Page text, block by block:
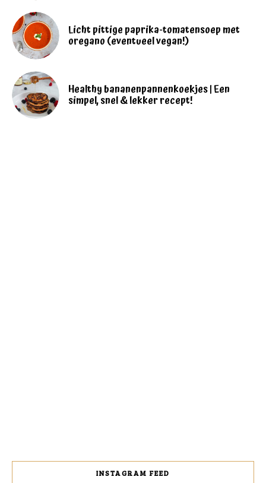
Licht pittige paprika-tomatensoep met
oregano (eventueel vegan!)
Healthy bananenpannenkoekjes | Een
simpel, snel & lekker recept!
INSTAGRAM FEED